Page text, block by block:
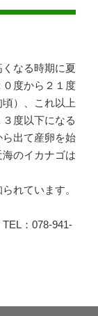
なる時期に夏
度から２１度
）、これ以上
度以下になる
出て産卵を始
のイカナゴは
れています。
：078-941-